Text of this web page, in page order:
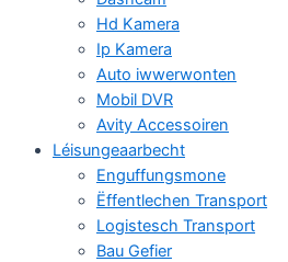
Hd Kamera
Ip Kamera
Auto iwwerwonten
Mobil DVR
Avity Accessoiren
Léisungeaarbecht
Enguffungsmone
Ëffentlechen Transport
Logistesch Transport
Bau Gefier